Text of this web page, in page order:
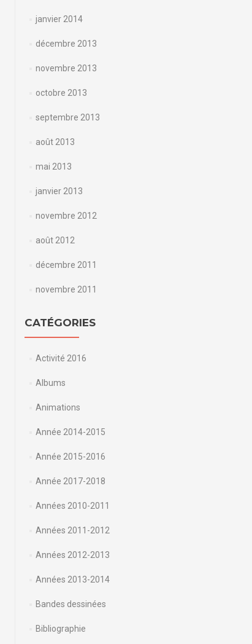
janvier 2014
décembre 2013
novembre 2013
octobre 2013
septembre 2013
août 2013
mai 2013
janvier 2013
novembre 2012
août 2012
décembre 2011
novembre 2011
CATÉGORIES
Activité 2016
Albums
Animations
Année 2014-2015
Année 2015-2016
Année 2017-2018
Années 2010-2011
Années 2011-2012
Années 2012-2013
Années 2013-2014
Bandes dessinées
Bibliographie